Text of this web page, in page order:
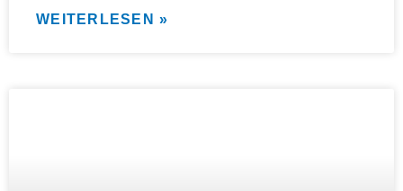
WEITERLESEN »